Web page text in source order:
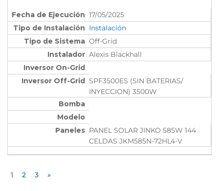
17/05/2025
Instalación
Off-Grid
Alexis Blackhall
SPF3500ES (SIN BATERIAS/
INYECCION) 3500W
PANEL SOLAR JINKO 585W 144
CELDAS JKM585N-72HL4-V
1 2 3 »